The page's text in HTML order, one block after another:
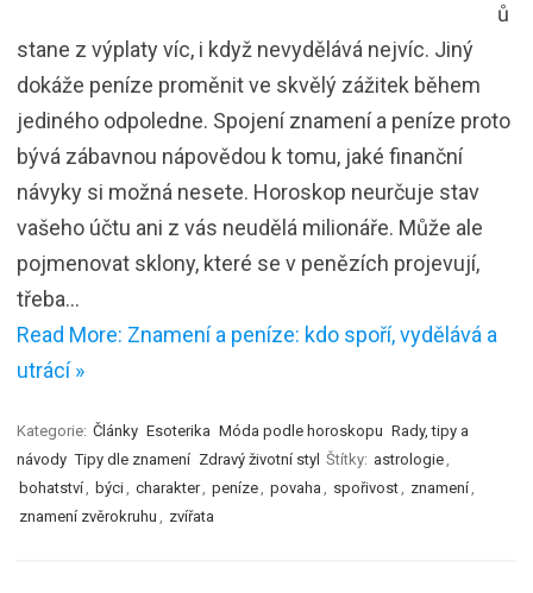
ů
stane z výplaty víc, i když nevydělává nejvíc. Jiný
dokáže peníze proměnit ve skvělý zážitek během
jediného odpoledne. Spojení znamení a peníze proto
bývá zábavnou nápovědou k tomu, jaké finanční
návyky si možná nesete. Horoskop neurčuje stav
vašeho účtu ani z vás neudělá milionáře. Může ale
pojmenovat sklony, které se v penězích projevují,
třeba…
Read More: Znamení a peníze: kdo spoří, vydělává a
utrácí »
Kategorie: Články Esoterika Móda podle horoskopu Rady, tipy a
návody Tipy dle znamení Zdravý životní styl Štítky: astrologie
bohatství
býci charakter peníze povaha spořivost znamení
znamení zvěrokruhu
zvířata